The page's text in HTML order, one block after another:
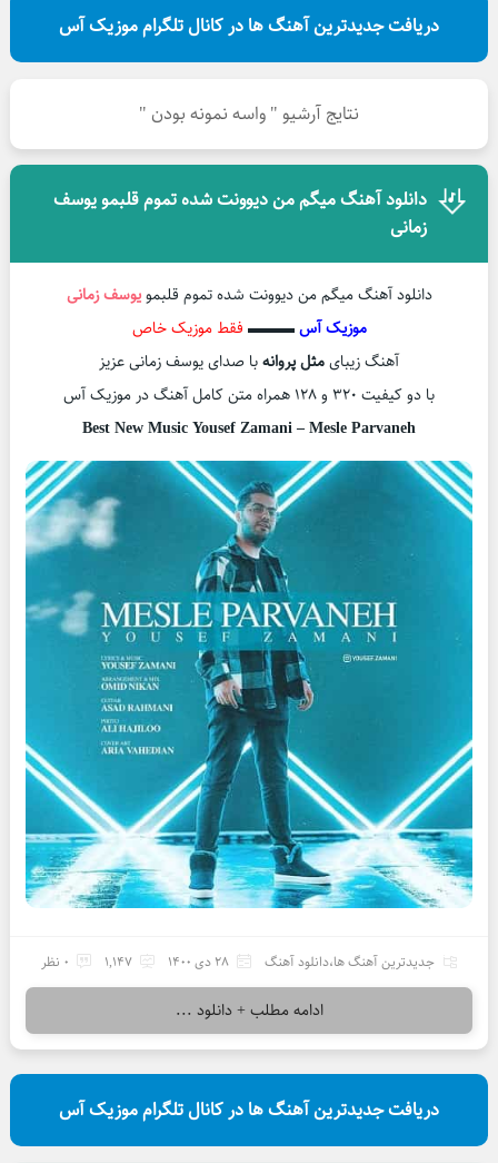
دریافت جدیدترین آهنگ ها در کانال تلگرام موزیک آس
نتایج آرشیو " واسه نمونه بودن "
دانلود آهنگ میگم من دیوونت شده تموم قلبمو یوسف
زمانی
دانلود آهنگ میگم من دیوونت شده تموم قلبمویوسف زمانی
موزیک آس▬▬▬ فقط موزیک خاص
آهنگ زیبایمثل پروانهبا صدای یوسف زمانی عزیز
با دو کیفیت ۳۲۰ و ۱۲۸ همراه متن کامل آهنگ در موزیک آس
Best New Music Yousef Zamani – Mesle Parvaneh
جدیدترین آهنگ ها،دانلود آهنگ 28 دی 1400 1,147 0 نظر
ادامه مطلب + دانلود ...
دریافت جدیدترین آهنگ ها در کانال تلگرام موزیک آس